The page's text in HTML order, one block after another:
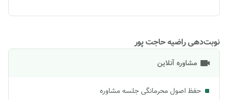
نوبت‌دهی راضیه حاجت پور
مشاوره آنلاین
حفظ اصول محرمانگی جلسه مشاوره